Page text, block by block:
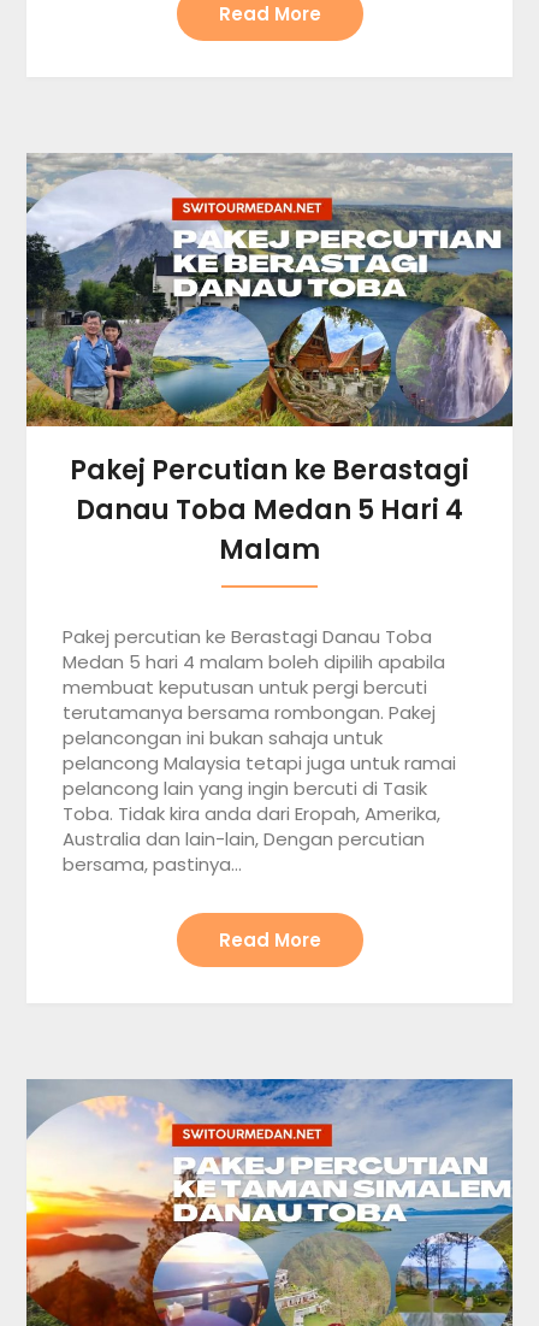
Read More
Pakej Percutian ke Berastagi
Danau Toba Medan 5 Hari 4
Malam
Pakej percutian ke Berastagi Danau Toba
Medan 5 hari 4 malam boleh dipilih apabila
membuat keputusan untuk pergi bercuti
terutamanya bersama rombongan. Pakej
pelancongan ini bukan sahaja untuk
pelancong Malaysia tetapi juga untuk ramai
pelancong lain yang ingin bercuti di Tasik
Toba. Tidak kira anda dari Eropah, Amerika,
Australia dan lain-lain, Dengan percutian
bersama, pastinya…
Read More